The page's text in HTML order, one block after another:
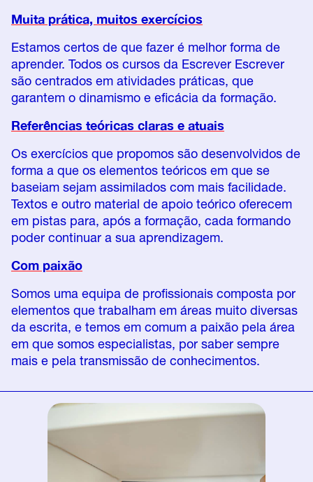
Muita prática, muitos exercícios
Estamos certos de que fazer é melhor forma de
aprender. Todos os cursos da Escrever Escrever
são centrados em atividades práticas, que
garantem o dinamismo e eficácia da formação.
Referências teóricas claras e atuais
Os exercícios que propomos são desenvolvidos de
forma a que os elementos teóricos em que se
baseiam sejam assimilados com mais facilidade.
Textos e outro material de apoio teórico oferecem
em pistas para, após a formação, cada formando
poder continuar a sua aprendizagem.
Com paixão
Somos uma equipa de profissionais composta por
elementos que trabalham em áreas muito diversas
da escrita, e temos em comum a paixão pela área
em que somos especialistas, por saber sempre
mais e pela transmissão de conhecimentos.